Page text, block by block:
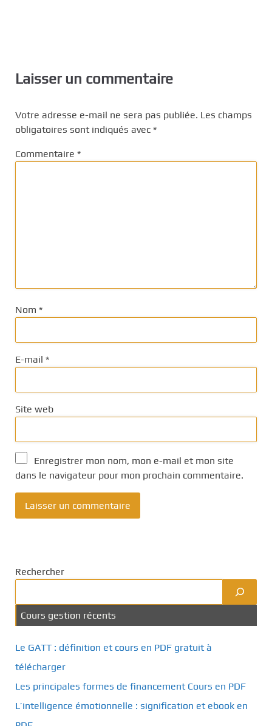
Laisser un commentaire
Votre adresse e-mail ne sera pas publiée. Les champs
obligatoires sont indiqués avec *
Commentaire *
Nom *
E-mail *
Site web
Enregistrer mon nom, mon e-mail et mon site
dans le navigateur pour mon prochain commentaire.
Rechercher
Cours gestion récents
Le GATT : définition et cours en PDF gratuit à
télécharger
Les principales formes de financement Cours en PDF
L’intelligence émotionnelle : signification et ebook en